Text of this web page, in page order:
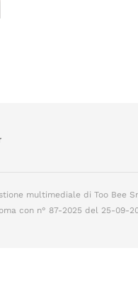
multimediale di Too Bee
con n° 87-2025 del 25-09-